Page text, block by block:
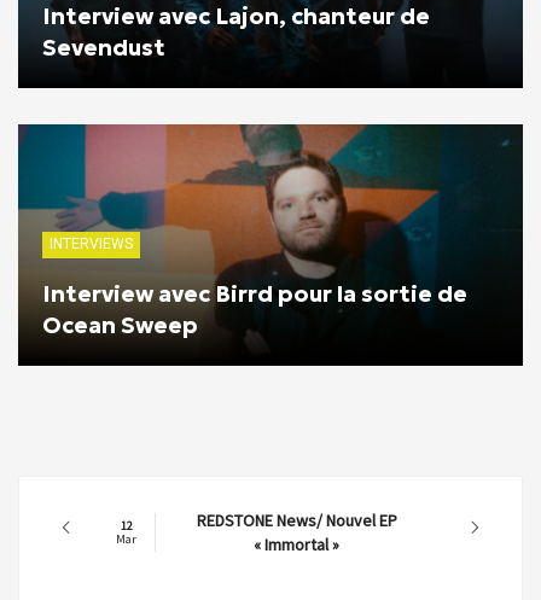
Interview avec Lajon, chanteur de
Sevendust
INTERVIEWS
Interview avec Birrd pour la sortie de
Ocean Sweep
12
Mar
REDSTONE News/ Nouvel EP
« Immortal »